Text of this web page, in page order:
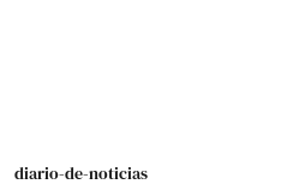
diario-de-noticias